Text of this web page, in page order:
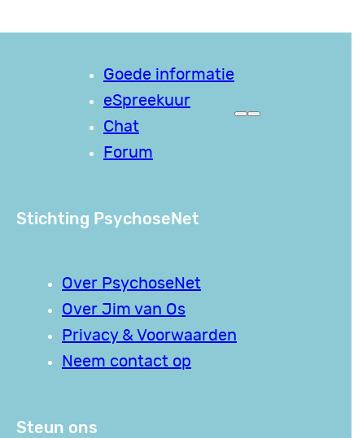
Goede informatie
eSpreekuur
Chat
Forum
Stichting PsychoseNet
Over PsychoseNet
Over Jim van Os
Privacy & Voorwaarden
Neem contact op
Steun ons